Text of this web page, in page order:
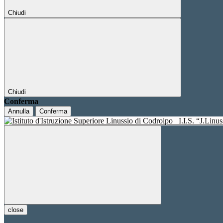
Chiudi
Chiudi
Conferma
Annulla Conferma
I.I.S.
close